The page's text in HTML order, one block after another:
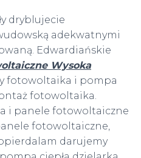
dryblujecie
adekwatnymi
Edwardiańskie
Wysoka
fotowoltaika i pompa
fotowoltaika.
i panele fotowoltaiczne
fotowoltaiczne,
darujemy